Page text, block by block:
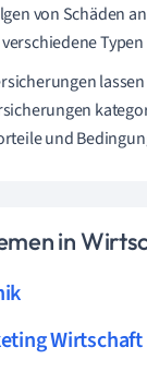
von Schäden
und
in
Wirtschaft